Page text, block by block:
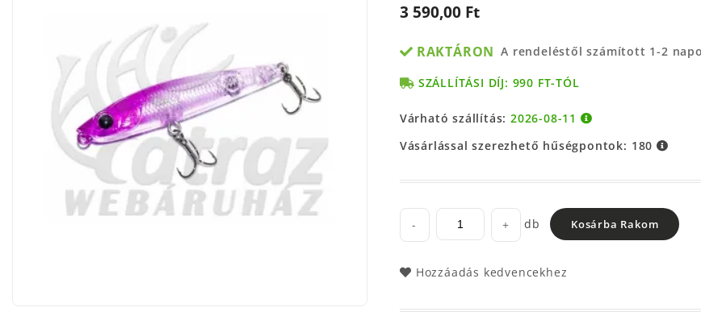
3 590,00 Ft
RAKTÁRON A rendeléstől számított 1-2
SZÁLLÍTÁSI DÍJ: 990 FT-TÓL
Várható szállítás:2026-08-11
Vásárlással szerezhető hűségpontok: 180
- + db Kosárba Rakom
Hozzáadás kedvencekhez